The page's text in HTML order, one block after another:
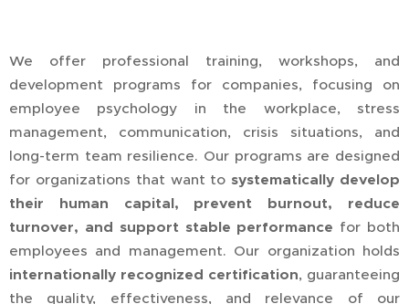
We offer professional training, workshops, and
development programs for companies, focusing on
employee psychology in the workplace, stress
management, communication, crisis situations, and
long-term team resilience. Our programs are designed
for organizations that want to systematically develop
their human capital, prevent burnout, reduce
turnover, and support stable performance for both
employees and management. Our organization holds
internationally recognized certification, guaranteeing
the quality, effectiveness, and relevance of our